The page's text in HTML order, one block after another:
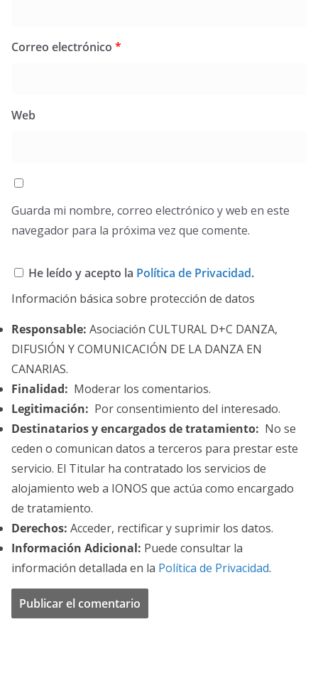
Correo electrónico *
Web
Guarda mi nombre, correo electrónico y web en este
navegador para la próxima vez que comente.
He leído y acepto la Política de Privacidad.
Información básica sobre protección de datos
Responsable: Asociación CULTURAL D+C DANZA,
DIFUSIÓN Y COMUNICACIÓN DE LA DANZA EN
CANARIAS.
Finalidad: Moderar los comentarios.
Legitimación: Por consentimiento del interesado.
Destinatarios y encargados de tratamiento: No se
ceden o comunican datos a terceros para prestar este
servicio. El Titular ha contratado los servicios de
alojamiento web a IONOS que actúa como encargado
de tratamiento.
Derechos: Acceder, rectificar y suprimir los datos.
Información Adicional: Puede consultar la
información detallada en la Política de Privacidad.